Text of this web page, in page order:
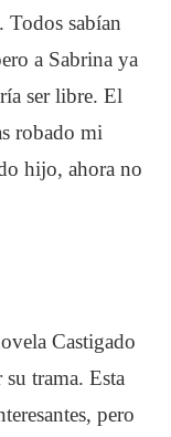
Todos sabían
a Sabrina ya
ser libre. El
robado mi
hijo, ahora no
Castigado
trama. Esta
pero